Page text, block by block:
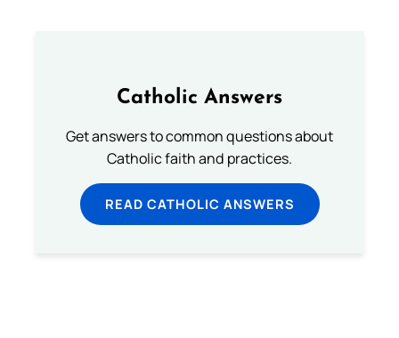
Catholic Answers
Get answers to common questions about
Catholic faith and practices.
READ CATHOLIC ANSWERS